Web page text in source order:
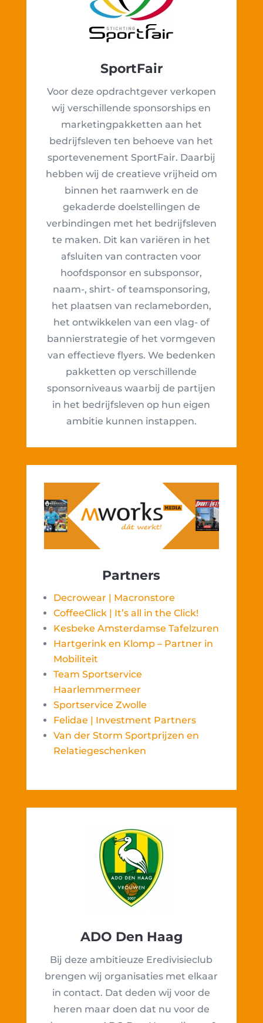
SportFair
Voor deze opdrachtgever verkopen
wij verschillende sponsorships en
marketingpakketten aan het
bedrijfsleven ten behoeve van het
sportevenement SportFair. Daarbij
hebben wij de creatieve vrijheid om
binnen het raamwerk en de
gekaderde doelstellingen de
verbindingen met het bedrijfsleven
te maken. Dit kan variëren in het
afsluiten van contracten voor
hoofdsponsor en subsponsor,
naam-, shirt- of teamsponsoring,
het plaatsen van reclameborden,
het ontwikkelen van een vlag- of
bannierstrategie of het vormgeven
van effectieve flyers. We bedenken
pakketten op verschillende
sponsorniveaus waarbij de partijen
in het bedrijfsleven op hun eigen
ambitie kunnen instappen.
Partners
Decrowear | Macronstore
CoffeeClick | It’s all in the Click!
Kesbeke Amsterdamse Tafelzuren
Hartgerink en Klomp – Partner in
Mobiliteit
Team Sportservice
Haarlemmermeer
Sportservice Zwolle
Felidae | Investment Partners
Van der Storm Sportprijzen en
Relatiegeschenken
ADO Den Haag
Bij deze ambitieuze Eredivisieclub
brengen wij organisaties met elkaar
in contact. Dat deden wij voor de
heren maar doen dat nu voor de